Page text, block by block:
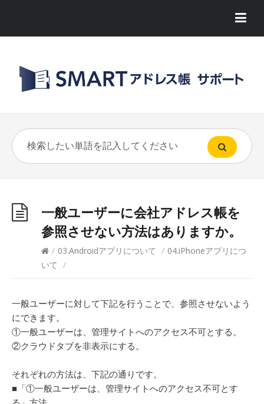
一般ユーザーに会社アドレス帳を
参照させない方法はありますか。
/ 03.Androidアプリについて / 04.iPhoneアプリにつ
いて /
一般ユーザーに対して下記を行うことで、参照させないよう
にできます。
①一般ユーザーは、管理サイトへのアクセス不可とする。
②クラウドタブを非表示にする。
それぞれの方法は、下記の通りです。
■「①一般ユーザーは、管理サイトへのアクセス不可とす